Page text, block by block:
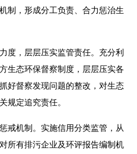
制，形成分工负责、合力惩治生
，层层压实监管责任。充分利
生态环保督察制度，层层压实各
好督察发现问题的整改，对生态
规定追究责任。
机制。实施信用分类监管，从
所有排污企业及环评报告编制机